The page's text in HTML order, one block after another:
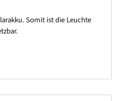
Somit ist die Leuchte